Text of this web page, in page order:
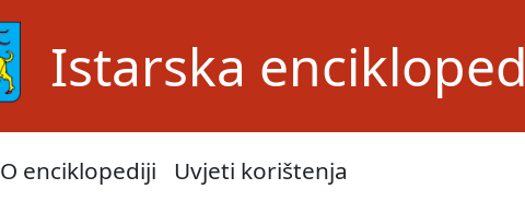
Istarska
O enciklopediji Uvjeti korištenja